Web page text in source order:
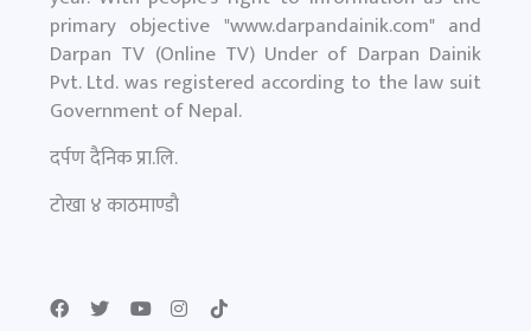
primary objective "www.darpandainik.com" and
Darpan TV (Online TV) Under of Darpan Dainik
Pvt. Ltd. was registered according to the law suit
Government of Nepal.
दर्पण दैनिक प्रा.लि.
टाेखा ४ काठमाण्डाै